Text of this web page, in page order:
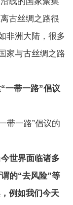
古丝绸之路很
非洲大陆，很多
家与古丝绸之路
一带一路”倡议
带一路”倡议的
世界面临诸多
的“去风险”等
例如我们今天